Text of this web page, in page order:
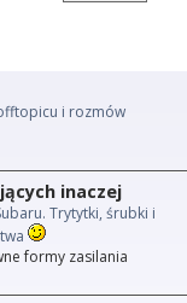
i rozmów
inaczej
Trytytki, śrubki i
formy zasilania